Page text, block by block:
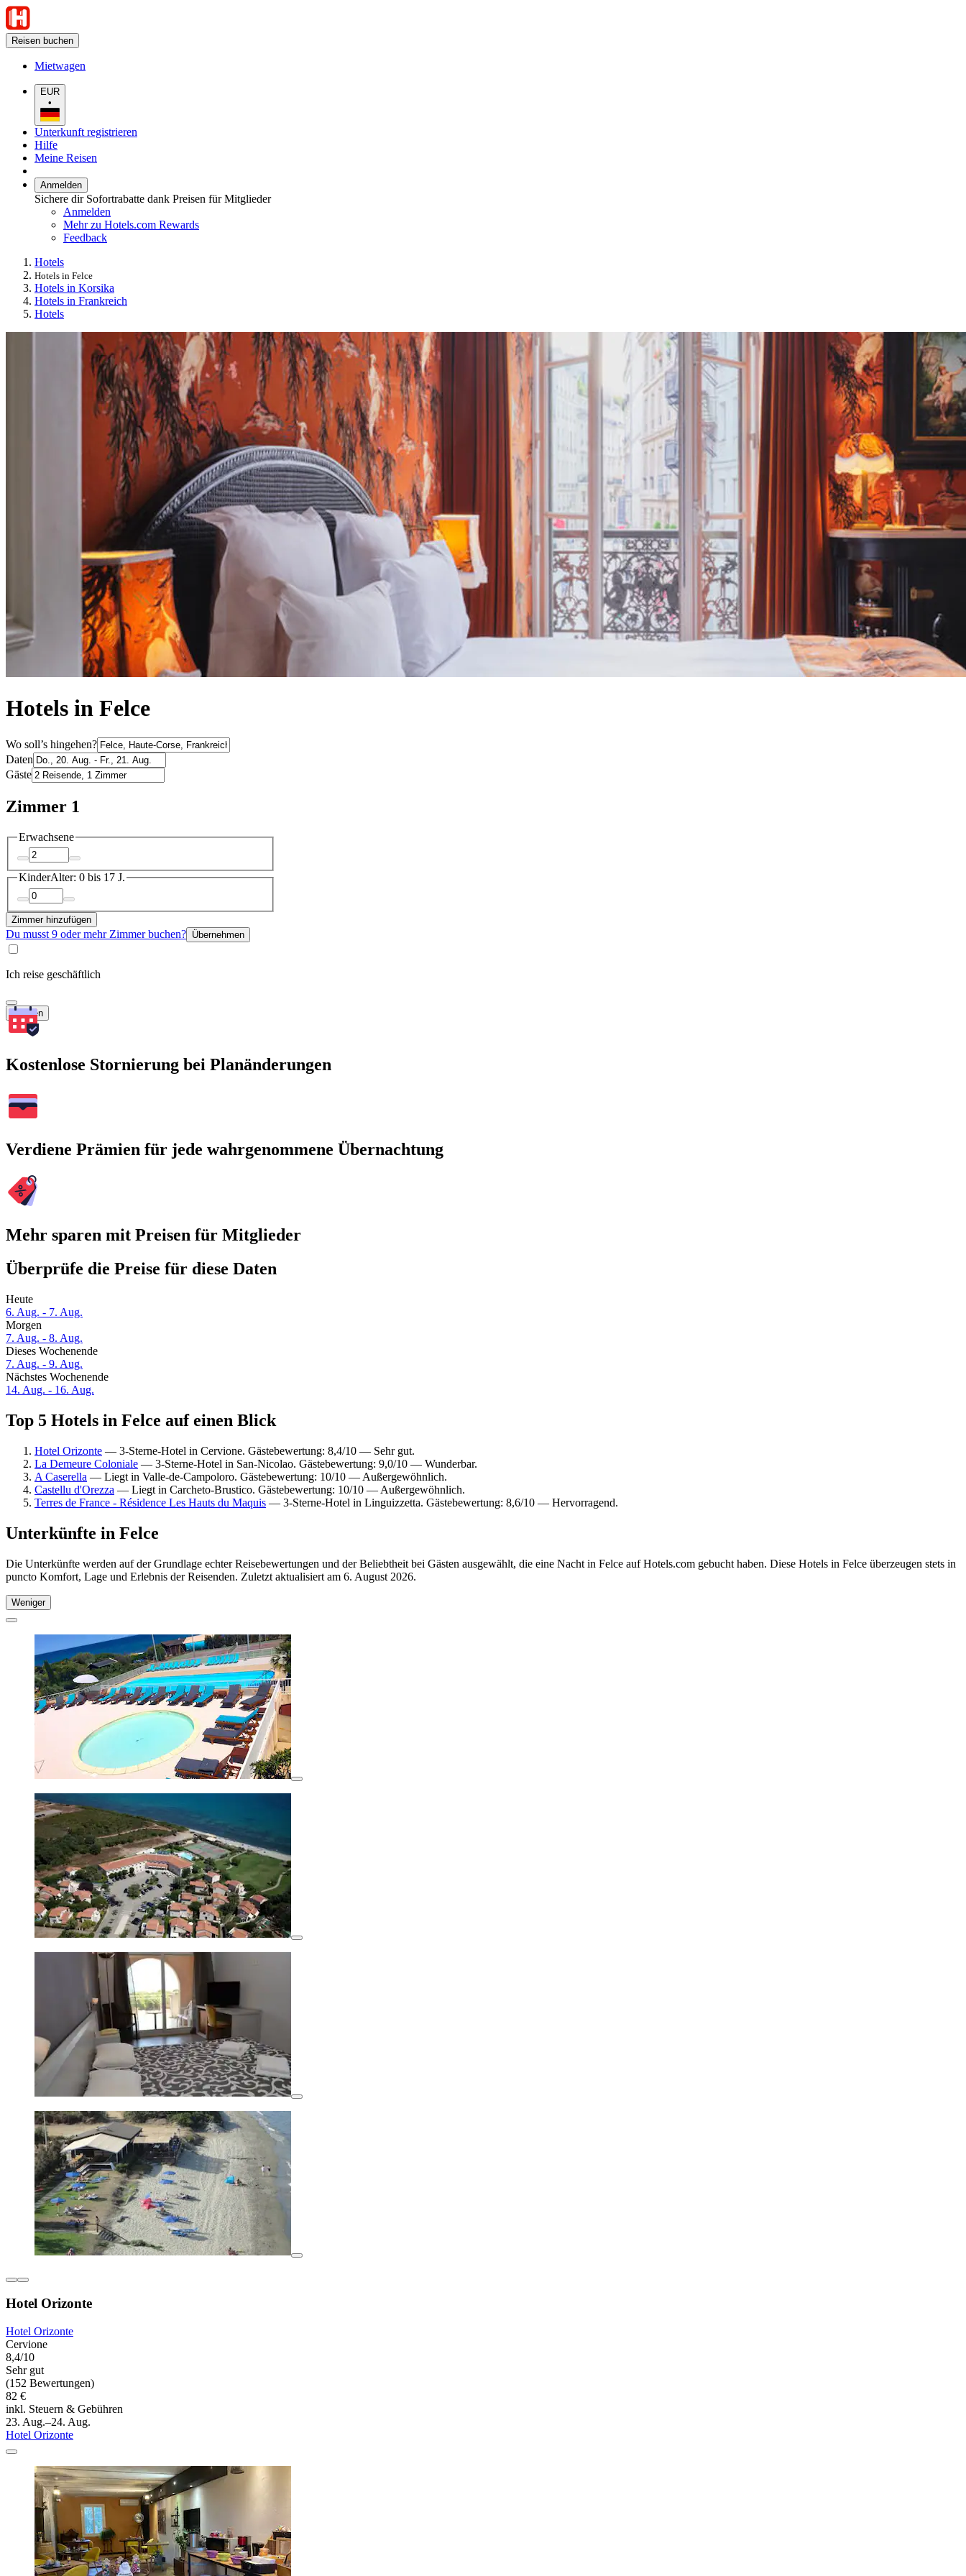
Reisen buchen
Mietwagen
EUR
•
Unterkunft registrieren
Hilfe
Meine Reisen
Anmelden
Sichere dir Sofortrabatte dank Preisen für Mitglieder
Anmelden
Mehr zu Hotels.com Rewards
Feedback
Hotels
Hotels in Felce
Hotels in Korsika
Hotels in Frankreich
Hotels
Hotels in Felce
Wo soll’s hingehen?
Daten
Gäste
Zimmer 1
Erwachsene
KinderAlter: 0 bis 17 J.
Zimmer hinzufügen
Du musst 9 oder mehr Zimmer buchen? Übernehmen
Ich reise geschäftlich
Suchen
Kostenlose Stornierung bei Planänderungen
Verdiene Prämien für jede wahrgenommene Übernachtung
Mehr sparen mit Preisen für Mitglieder
Überprüfe die Preise für diese Daten
Heute
6. Aug. - 7. Aug.
Morgen
7. Aug. - 8. Aug.
Dieses Wochenende
7. Aug. - 9. Aug.
Nächstes Wochenende
14. Aug. - 16. Aug.
Top 5 Hotels in Felce auf einen Blick
Hotel Orizonte — 3-Sterne-Hotel in Cervione. Gästebewertung: 8,4/10 — Sehr gut.
La Demeure Coloniale — 3-Sterne-Hotel in San-Nicolao. Gästebewertung: 9,0/10 — Wunderbar.
A Caserella — Liegt in Valle-de-Campoloro. Gästebewertung: 10/10 — Außergewöhnlich.
Castellu d'Orezza — Liegt in Carcheto-Brustico. Gästebewertung: 10/10 — Außergewöhnlich.
Terres de France - Résidence Les Hauts du Maquis — 3-Sterne-Hotel in Linguizzetta. Gästebewertung: 8,6/10 — Hervorragend.
Unterkünfte in Felce
Die Unterkünfte werden auf der Grundlage echter Reisebewertungen und der Beliebtheit bei Gästen ausgewählt, die eine Nacht in Felce auf Hotels.com gebucht haben. Diese Hotels in Felce überzeugen stets in
puncto Komfort, Lage und Erlebnis der Reisenden. Zuletzt aktualisiert am 6. August 2026.
Weniger
Hotel Orizonte
Hotel Orizonte
Cervione
8,4/10
Sehr gut
(152 Bewertungen)
82 €
inkl. Steuern & Gebühren
23. Aug.–24. Aug.
Hotel Orizonte